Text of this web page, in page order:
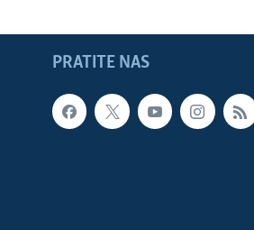
PRATITE NAS